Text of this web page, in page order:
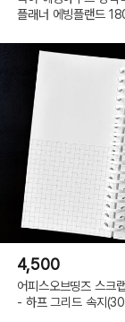
플래너 에빙플랜드
4,500
어피스오브띵즈 스크
- 하프 그리드 속지